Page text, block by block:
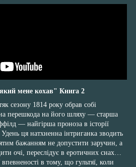
мене кохав" Книга 2
сезону 1814 року обрав собі
перешкода на його шляху — старша
— найгірша проноза в історії
ця натхненна інтриганка зводить
бажанням не допустити заручин, а
очі, переслідує в еротичних снах…
впевненості в тому, що гультяї, коли